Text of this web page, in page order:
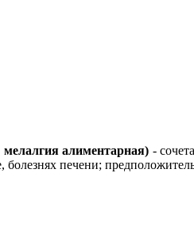
алиментарная) -
болезнях печени;